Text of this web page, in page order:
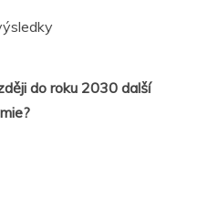
do roku 2030 další